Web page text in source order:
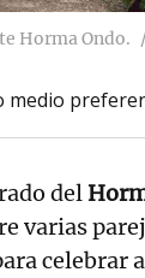
Horma Ondo.
medio
del
varias
celebrar